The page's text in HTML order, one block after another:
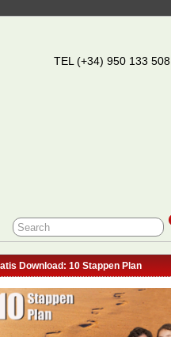
TEL (+34) 950 133 508
Download: 10 Stappen Plan